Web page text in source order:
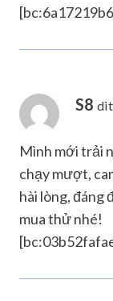
S8
Mình mới trải
chạy mượt,
hài lòng, đáng
mua thử nhé!